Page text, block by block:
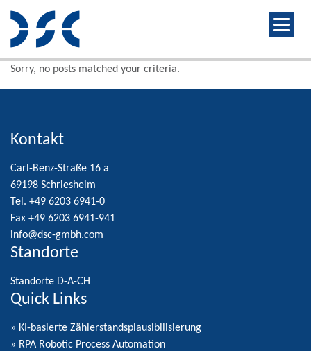
Sorry, no posts matched your criteria.
Kontakt
Carl-Benz-Straße 16 a
69198 Schriesheim
Tel. +49 6203 6941-0
Fax +49 6203 6941-941
info@dsc-gmbh.com
Standorte
Standorte D-A-CH
Quick Links
» KI-basierte Zählerstandsplausibilisierung
» RPA Robotic Process Automation